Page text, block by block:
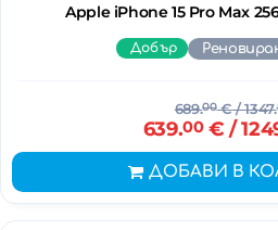
Apple iPhone 15 Pro Max
Добър
689.00€/ 1347.
639.00€ /
ДОБАВИ В